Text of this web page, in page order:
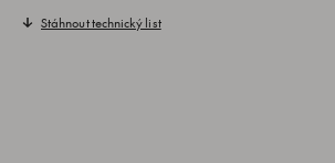
Stáhnout technický list